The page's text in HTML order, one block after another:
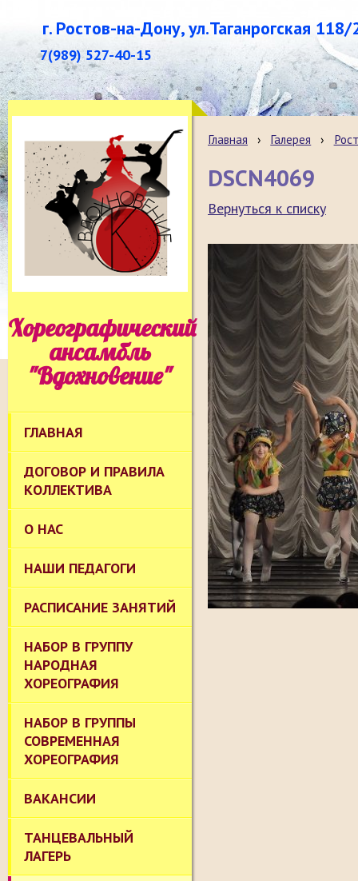
г. Ростов-на-Дону, ул.Таганрогская 118/
7(989) 527-40-15
Хореографический
ансамбль
"Вдохновение"
ГЛАВНАЯ
ДОГОВОР И ПРАВИЛА
КОЛЛЕКТИВА
О НАС
НАШИ ПЕДАГОГИ
РАСПИСАНИЕ ЗАНЯТИЙ
НАБОР В ГРУППУ
НАРОДНАЯ
ХОРЕОГРАФИЯ
НАБОР В ГРУППЫ
СОВРЕМЕННАЯ
ХОРЕОГРАФИЯ
ВАКАНСИИ
ТАНЦЕВАЛЬНЫЙ
ЛАГЕРЬ
Главная › Галерея ›
DSCN4069
Вернуться к списку